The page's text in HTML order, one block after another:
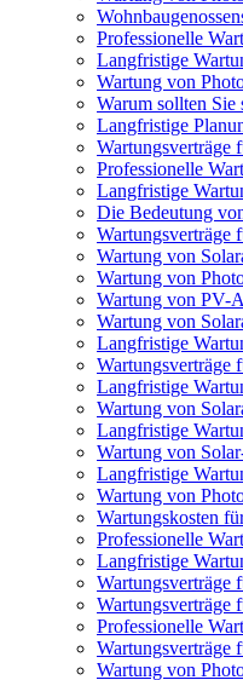
Professionelle
Langfristige
Wartung von
Warum sollten Sie
Langfristige
Wartungsverträge
Professionelle
Langfristige
Die Bedeutung
Wartungsverträge
Wartung von
Wartung von
Wartung von PV-
Wartung von
Langfristige
Wartungsverträge
Langfristige
Wartung von
Langfristige
Wartung von
Langfristige
Wartung von
Wartungskosten
Professionelle
Langfristige
Wartungsverträge
Wartungsverträge
Professionelle
Wartungsverträge
Wartung von